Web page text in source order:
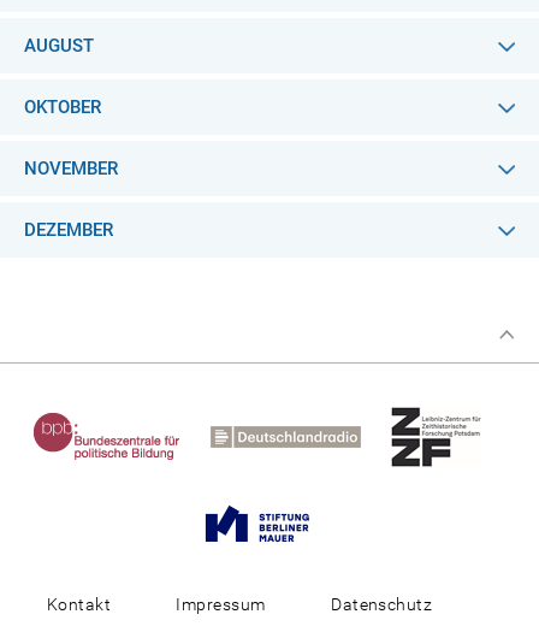
AUGUST
OKTOBER
NOVEMBER
DEZEMBER
Kontakt Impressum Datenschutz